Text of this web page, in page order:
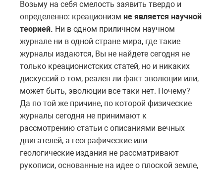
Возьму на себя смелость заявить твердо и
определенно: креационизм не является научной
теорией. Ни в одном приличном научном
журнале ни в одной стране мира, где такие
журналы издаются, Вы не найдете сегодня не
только креационистских статей, но и никаких
дискуссий о том, реален ли факт эволюции или,
может быть, эволюции все-таки нет. Почему?
Да по той же причине, по которой физические
журналы сегодня не принимают к
рассмотрению статьи с описаниями вечных
двигателей, а географические или
геологические издания не рассматривают
рукописи, основанные на идее о плоской земле,